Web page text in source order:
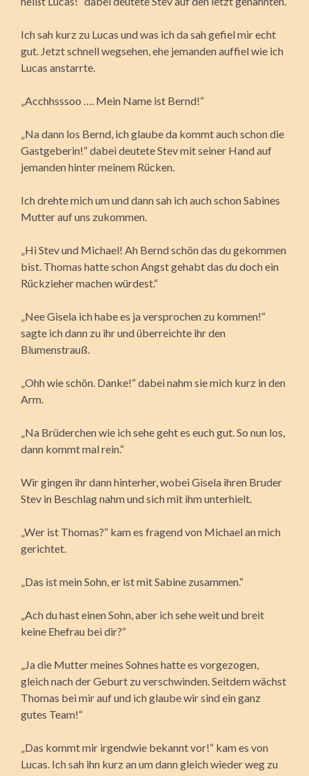
Ich sah kurz zu Lucas und was ich da sah gefiel mir echt
gut. Jetzt schnell wegsehen, ehe jemanden auffiel wie ich
Lucas anstarrte.
„Acchhsssoo …. Mein Name ist Bernd!“
„Na dann los Bernd, ich glaube da kommt auch schon die
Gastgeberin!“ dabei deutete Stev mit seiner Hand auf
jemanden hinter meinem Rücken.
Ich drehte mich um und dann sah ich auch schon Sabines
Mutter auf uns zukommen.
„Hi Stev und Michael! Ah Bernd schön das du gekommen
bist. Thomas hatte schon Angst gehabt das du doch ein
Rückzieher machen würdest.“
„Nee Gisela ich habe es ja versprochen zu kommen!“
sagte ich dann zu ihr und überreichte ihr den
Blumenstrauß.
„Ohh wie schön. Danke!“ dabei nahm sie mich kurz in den
Arm.
„Na Brüderchen wie ich sehe geht es euch gut. So nun los,
dann kommt mal rein.“
Wir gingen ihr dann hinterher, wobei Gisela ihren Bruder
Stev in Beschlag nahm und sich mit ihm unterhielt.
„Wer ist Thomas?“ kam es fragend von Michael an mich
gerichtet.
„Das ist mein Sohn, er ist mit Sabine zusammen.“
„Ach du hast einen Sohn, aber ich sehe weit und breit
keine Ehefrau bei dir?“
„Ja die Mutter meines Sohnes hatte es vorgezogen,
gleich nach der Geburt zu verschwinden. Seitdem wächst
Thomas bei mir auf und ich glaube wir sind ein ganz
gutes Team!“
„Das kommt mir irgendwie bekannt vor!“ kam es von
Lucas. Ich sah ihn kurz an um dann gleich wieder weg zu